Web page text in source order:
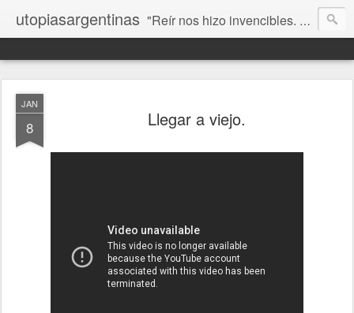
utopiasargentinas "Reír nos hizo invencibles. No como los que siempre ganan, sino como aquellos que no se rinden”. Frida Kahlo
JAN
8 Llegar a viejo.